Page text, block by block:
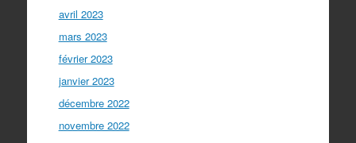
avril 2023
mars 2023
février 2023
janvier 2023
décembre 2022
novembre 2022